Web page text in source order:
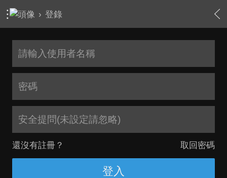
› 登錄
安全提問(未設定請忽略)
還沒有註冊？ 取回密碼
登入